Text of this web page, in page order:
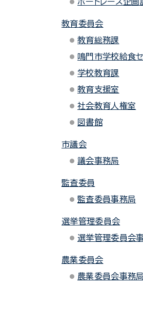
教育委員会
教育総務課
鳴門市学校給食
学校教育課
教育支援室
社会教育人権室
図書館
市議会
議会事務局
監査委員
監査委員事務局
選挙管理委員会
選挙管理委員会
農業委員会
農業委員会事務局